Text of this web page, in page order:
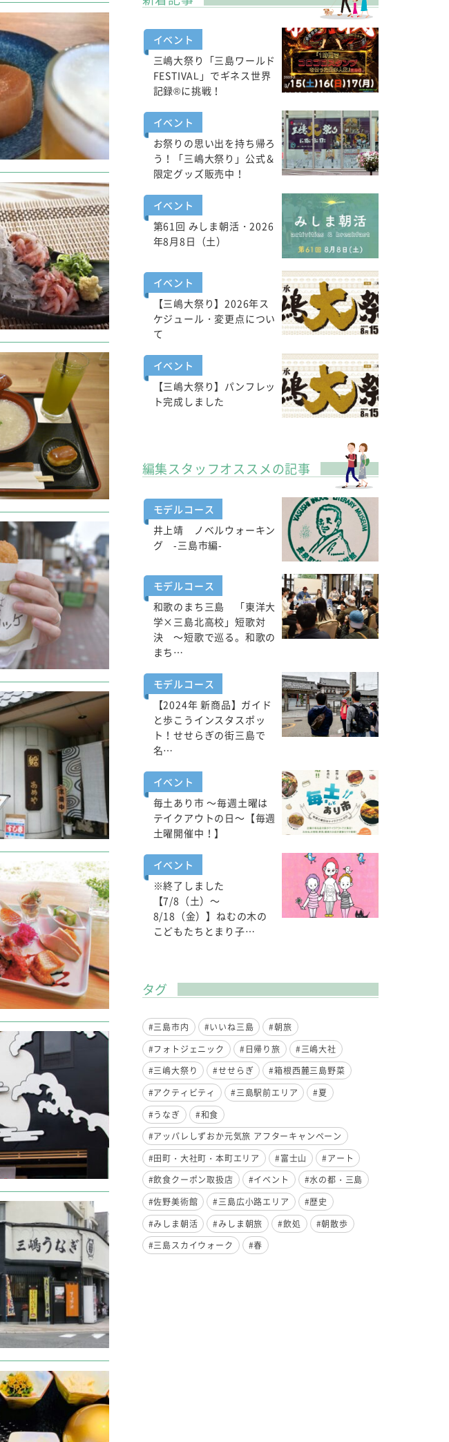
イベント
三嶋大祭り「三島ワールド
FESTIVAL」でギネス世界
記録®に挑戦！
イベント
お祭りの思い出を持ち帰ろ
う！「三嶋大祭り」公式＆
限定グッズ販売中！
イベント
第61回 みしま朝活・2026
年8月8日（土）
イベント
【三嶋大祭り】2026年ス
ケジュール・変更点につい
て
イベント
【三嶋大祭り】パンフレッ
ト完成しました
編集スタッフオススメの記事
モデルコース
井上靖 ノベルウォーキン
グ -三島市編-
モデルコース
和歌のまち三島 「東洋大
学×三島北高校」短歌対
決 ～短歌で巡る。和歌の
まち…
モデルコース
【2024年 新商品】ガイド
と歩こうインスタスポッ
ト！せせらぎの街三島で
名…
イベント
毎土あり市 ～毎週土曜は
テイクアウトの日～【毎週
土曜開催中！】
イベント
※終了しました
【7/8（土）～
8/18（金）】ねむの木の
こどもたちとまり子…
タグ
#三島市内 #いいね三島
#朝旅
#フォトジェニック
#日帰り旅
#三嶋大社
#三嶋大祭り
#せせらぎ
#箱根西麓三島野菜
#アクティビティ
#三島駅前エリア
#夏
#うなぎ
#和食
#アッパレしずおか元気旅 アフターキャンペーン
#田町・大社町・本町エリア
#富士山
#アート
#飲食クーポン取扱店
#イベント
#水の都・三島
#佐野美術館
#三島広小路エリア
#歴史
#みしま朝活
#みしま朝旅 #飲処
#朝散歩
#三島スカイウォーク
#春